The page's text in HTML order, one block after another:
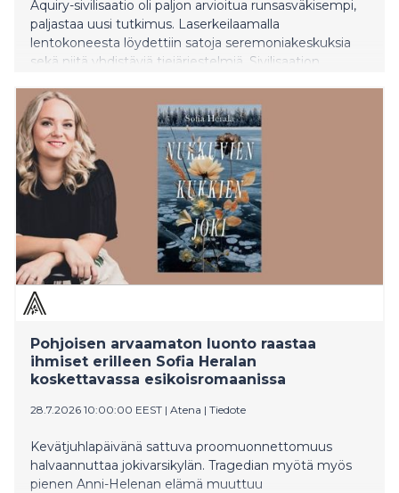
Aquiry-sivilisaatio oli paljon arvioitua runsasväkisempi,
paljastaa uusi tutkimus. Laserkeilaamalla
lentokoneesta löydettiin satoja seremoniakeskuksia
sekä niitä yhdistäviä tiejärjestelmiä. Sivilisaation
Pohjoisen arvaamaton luonto raastaa
ihmiset erilleen Sofia Heralan
koskettavassa esikoisromaanissa
28.7.2026 10:00:00 EEST | Atena | Tiedote
Kevätjuhlapäivänä sattuva proomuonnettomuus
halvaannuttaa jokivarsikylän. Tragedian myötä myös
pienen Anni-Helenan elämä muuttuu